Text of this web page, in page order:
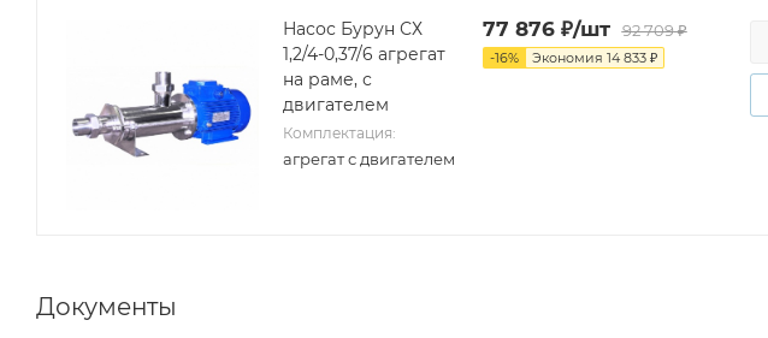
Насос Бурун СХ
1,2/4-0,37/6 агрегат
на раме, с
двигателем
Комплектация:
агрегат с двигателем
77 876₽/шт 92 709₽
-16% Экономия 14 833₽
Документы